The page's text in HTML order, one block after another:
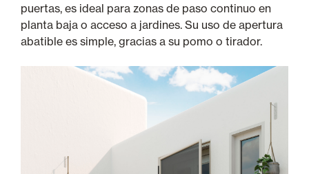
puertas, es ideal para zonas de paso continuo en
planta baja o acceso a jardines. Su uso de apertura
abatible es simple, gracias a su pomo o tirador.